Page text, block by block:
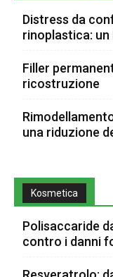
Distress da
rinoplastica: un
Filler
ricostruzione
una riduzione
Kosmetica
Polisaccaride
contro i danni